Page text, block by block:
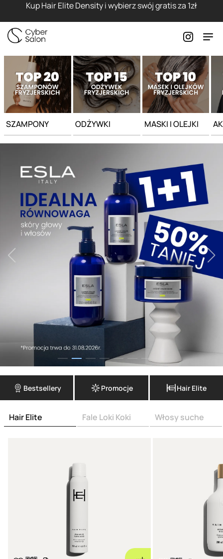
Kup Hair Elite Density i wybierz swój gratis za 1zł
SZAMPONY ODŻYWKI MASKI I OLEJKI
Bestsellery Promocje Hair Elite
Hair Elite Fale Loki Koki Włosy suche
Strona główna - Cyber Salon